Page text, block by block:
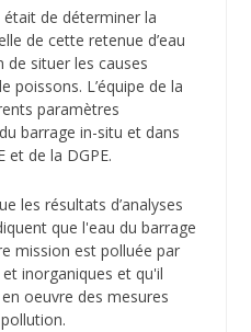
de déterminer la
de cette retenue d’eau
de situer les causes
poissons. L’équipe de la
paramètres
barrage in-situ et dans
et de la DGPE.
les résultats d’analyses
que l'eau du barrage
mission est polluée par
inorganiques et qu'il
oeuvre des mesures